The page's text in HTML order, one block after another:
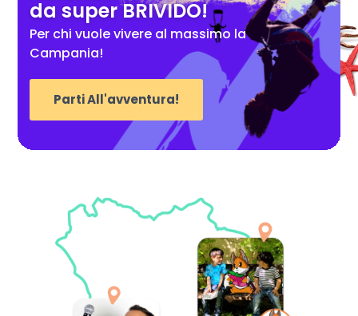
da super BRIVIDO!
Per chi vuole vivere al massimo la
Campania!
Parti All'avventura!